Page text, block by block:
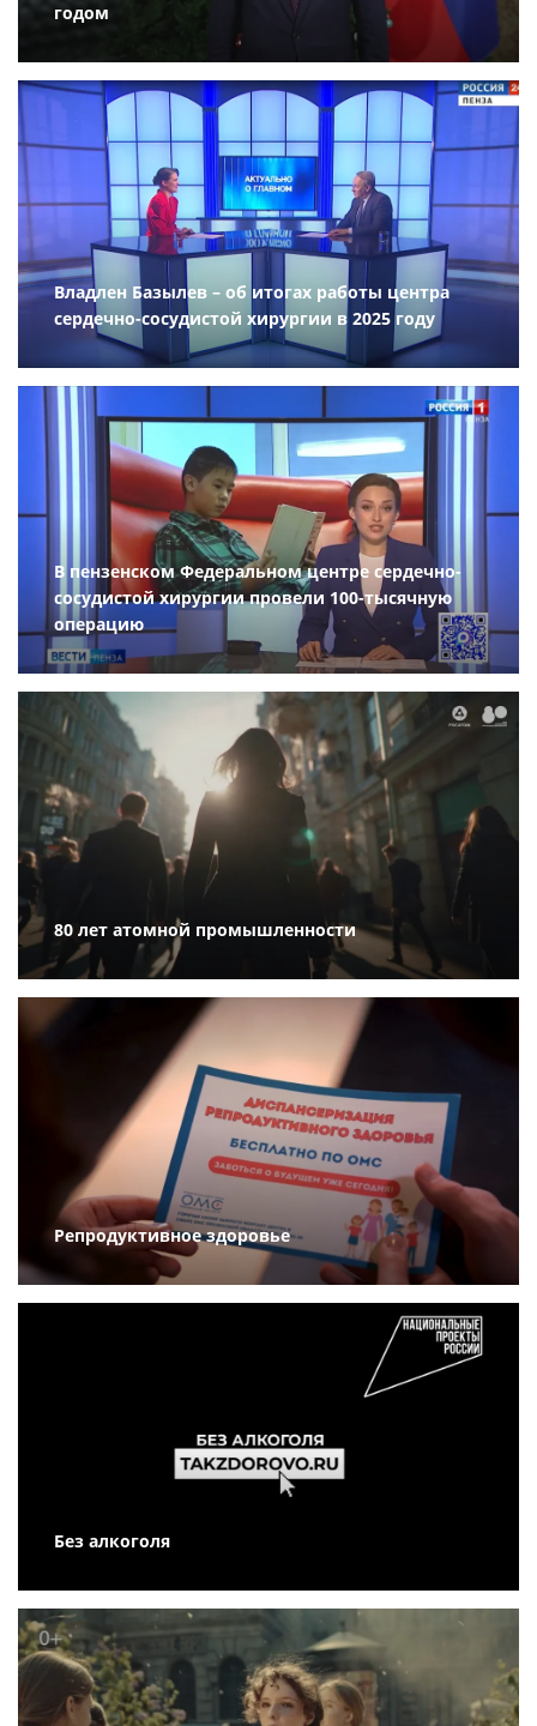
годом
Владлен Базылев – об итогах работы центра
сердечно-сосудистой хирургии в 2025 году
В пензенском Федеральном центре сердечно-
сосудистой хирургии провели 100-тысячную
операцию
80 лет атомной промышленности
Репродуктивное здоровье
Без алкоголя